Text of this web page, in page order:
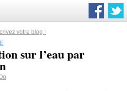
votre blog !
sur l’eau par